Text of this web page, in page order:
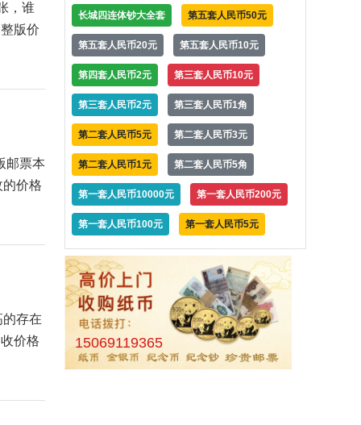
，谁
版价
邮票本
价格
存在
价格
长城四连体钞大全套 第五套人民币50元
第五套人民币20元 第五套人民币10元
第四套人民币2元 第三套人民币10元
第三套人民币2元 第三套人民币1角
第二套人民币5元 第二套人民币3元
第二套人民币1元 第二套人民币5角
第一套人民币10000元 第一套人民币200元
第一套人民币100元 第一套人民币5元
15069119365